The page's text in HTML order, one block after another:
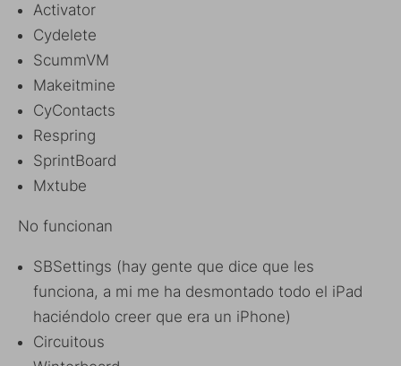
Activator
Cydelete
ScummVM
Makeitmine
CyContacts
Respring
SprintBoard
Mxtube
No funcionan
SBSettings (hay gente que dice que les
funciona, a mi me ha desmontado todo el iPad
haciéndolo creer que era un iPhone)
Circuitous